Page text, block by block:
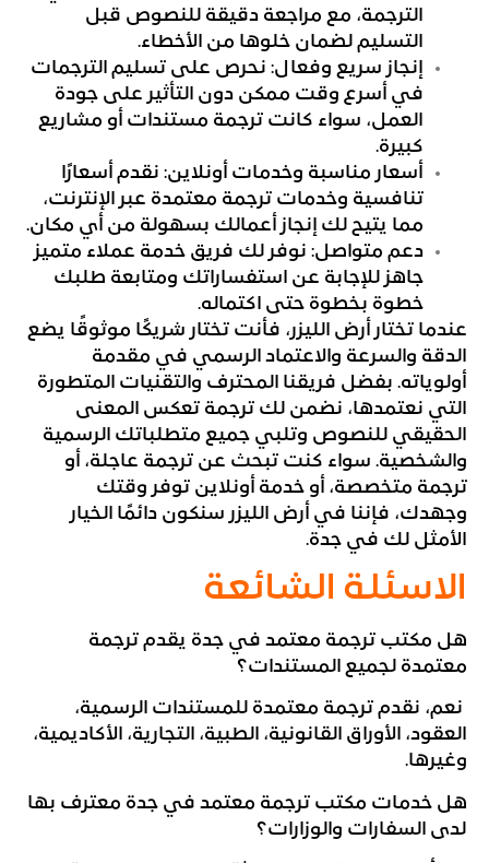
الترجمة، مع مراجعة دقيقة للنصوص قبل
التسليم لضمان خلوها من الأخطاء.
إنجاز سريع وفعال: نحرص على تسليم الترجمات
في أسرع وقت ممكن دون التأثير على جودة
العمل، سواء كانت ترجمة مستندات أو مشاريع
كبيرة.
أسعار مناسبة وخدمات أونلاين: نقدم أسعارًا
تنافسية وخدمات ترجمة معتمدة عبر الإنترنت،
مما يتيح لك إنجاز أعمالك بسهولة من أي مكان.
دعم متواصل: نوفر لك فريق خدمة عملاء متميز
جاهز للإجابة عن استفساراتك ومتابعة طلبك
خطوة بخطوة حتى اكتماله.
عندما تختار أرض الليزر، فأنت تختار شريكًا موثوقًا يضع
الدقة والسرعة والاعتماد الرسمي في مقدمة
أولوياته. بفضل فريقنا المحترف والتقنيات المتطورة
التي نعتمدها، نضمن لك ترجمة تعكس المعنى
الحقيقي للنصوص وتلبي جميع متطلباتك الرسمية
والشخصية. سواء كنت تبحث عن ترجمة عاجلة، أو
ترجمة متخصصة، أو خدمة أونلاين توفر وقتك
وجهدك، فإننا في
أرض الليزر سنكون دائمًا الخيار
الأمثل لك في جدة.
الاسئلة الشائعة
هل مكتب ترجمة معتمد في جدة يقدم ترجمة
معتمدة لجميع المستندات؟
نعم، نقدم ترجمة معتمدة للمستندات الرسمية،
العقود، الأوراق القانونية، الطبية، التجارية، الأكاديمية،
وغيرها.
هل خدمات مكتب ترجمة معتمد في جدة معترف بها
لدى السفارات والوزارات؟